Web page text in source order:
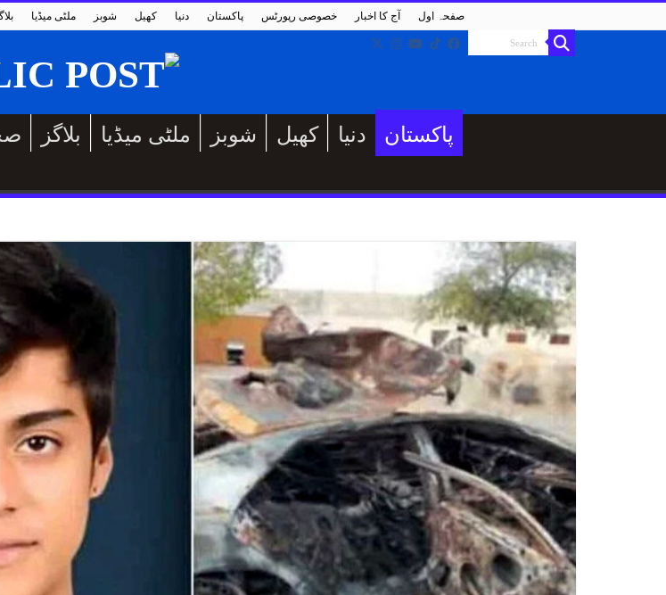
ملٹی میڈیا شوبز کھیل دنیا پاکستان خصوصی رپورٹس آج کا اخبار صفحہ اول
بلاگز ملٹی میڈیا شوبز کھیل دنیا
پاکستان